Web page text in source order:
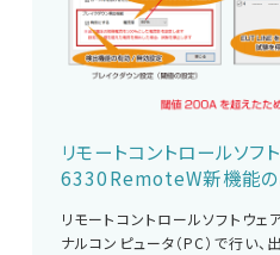
リモートコントロールソフ
6330RemoteW新機能の
リモートコントロールソフトウ
ナルコンピュータ（PC）で行い、